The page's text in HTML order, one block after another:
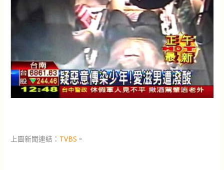
上圖新聞連結： TVBS 。